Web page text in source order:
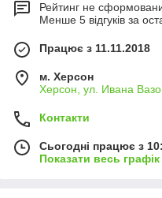
Рейтинг не
Менше 5 відгуків за
Працює з 11.11.2018
м. Херсон
Херсон, ул. Ивана
Контакти
Сьогодні працює з
Показати весь